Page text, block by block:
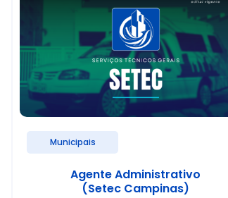
Municipais
Agente Administrativo
(Setec Campinas)